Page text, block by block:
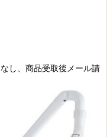
し、商品受取後メール請